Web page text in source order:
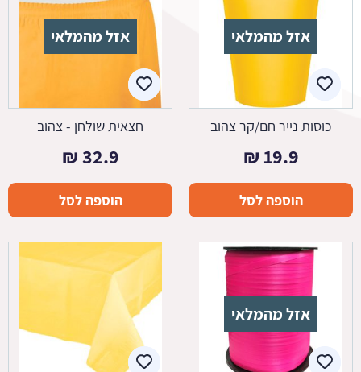
אזל מהמלאי
כוסות נייר חם/קר צהוב
19.9
₪
הוספה לסל
אזל מהמלאי
חצאית שולחן - צהוב
32.9
₪
הוספה לסל
אזל מהמלאי